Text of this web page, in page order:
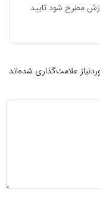
مطرح شود تایید
علامت‌گذاری شده‌اند